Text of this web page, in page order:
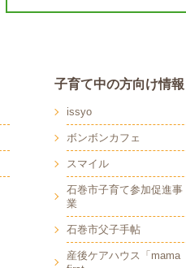
子育て中の方向け情報
issyo
ボンボンカフェ
スマイル
石巻市子育て参加促進事
業
石巻市父子手帖
産後ケアハウス「mama